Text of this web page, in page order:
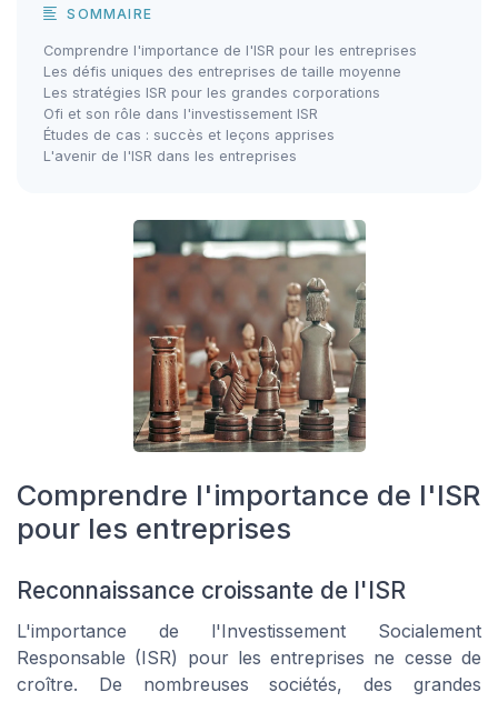
SOMMAIRE
Comprendre l'importance de l'ISR pour les entreprises
Les défis uniques des entreprises de taille moyenne
Les stratégies ISR pour les grandes corporations
Ofi et son rôle dans l'investissement ISR
Études de cas : succès et leçons apprises
L'avenir de l'ISR dans les entreprises
Comprendre l'importance de l'ISR
pour les entreprises
Reconnaissance croissante de l'ISR
L'importance de l'Investissement Socialement
Responsable (ISR) pour les entreprises ne cesse de
croître. De nombreuses sociétés, des grandes